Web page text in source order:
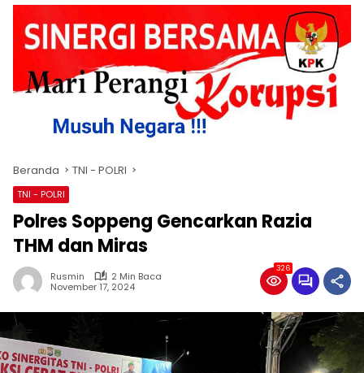
Beranda TNI - POLRI
TNI - POLRI
Polres Soppeng Gencarkan Razia
THM dan Miras
Rusmin
2 Min Baca
November 17, 2024
326